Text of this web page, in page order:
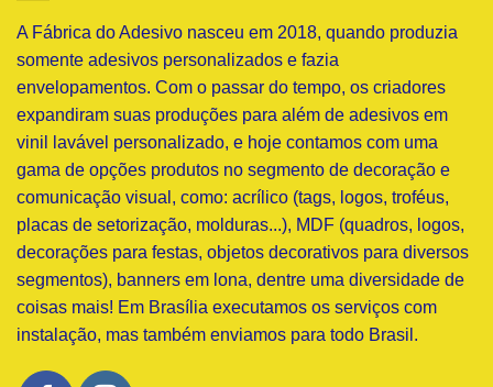
A Fábrica do Adesivo nasceu em 2018, quando produzia
somente adesivos personalizados e fazia
envelopamentos. Com o passar do tempo, os criadores
expandiram suas produções para além de adesivos em
vinil lavável personalizado, e hoje contamos com uma
gama de opções produtos no segmento de decoração e
comunicação visual, como: acrílico (tags, logos, troféus,
placas de setorização, molduras...), MDF (quadros, logos,
decorações para festas, objetos decorativos para diversos
segmentos), banners em lona, dentre uma diversidade de
coisas mais! Em Brasília executamos os serviços com
instalação, mas também enviamos para todo Brasil.